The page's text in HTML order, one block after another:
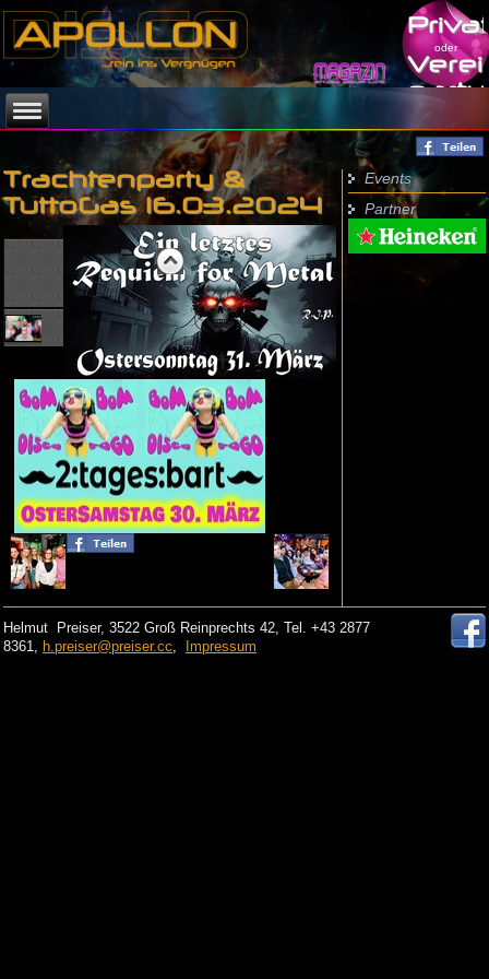
oder
Trachtenparty &
TuttoGas 16.03.2024
Events
Partner
Helmut Preiser, 3522 Groß Reinprechts 42, Tel. +43 2877
8361, h.preiser@preiser.cc, Impressum